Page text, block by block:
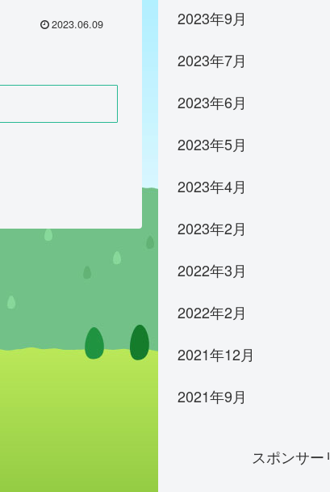
2023.06.09
2023年9月
2023年7月
2023年6月
2023年5月
2023年4月
2023年2月
2022年3月
2022年2月
2021年12月
2021年9月
スポンサー